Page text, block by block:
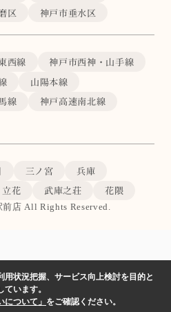
区 神戸市垂水区
西線
神戸市西神・山手線
山陽本線
線
神戸高速南北線
三ノ宮
兵庫
立花 武庫之荘 花隈
店 All Rights Reserved.
用状況把握、サービス向上検討を目的と
います。
について」 をご確認ください。